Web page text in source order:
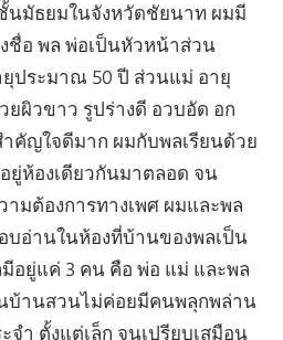
นมัธยมในจังหวัดชัยนาท ผมมี
อ พล พ่อเป็นหัวหน้าส่วน
ประมาณ 50 ปี ส่วนแม่ อายุ
ผิวขาว รูปร่างดี อวบอัด อก
คัญใจดีมาก ผมกับพลเรียนด้วย
ยู่ห้องเดียวกันมาตลอด จน
ามต้องการทางเพศ ผมและพล
บอ่านในห้องที่บ้านของพลเป็น
อยู่แค่ 3 คน คือ พ่อ แม่ และพล
บ้านสวนไม่ค่อยมีคนพลุกพล่าน
ำ ตั้งแต่เล็ก จนเปรียบเสมือน